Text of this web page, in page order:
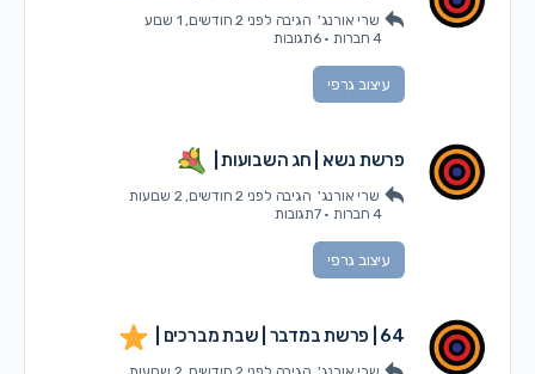
שרי אורנג' הגיבהלפני 2 חודשים, 1 שבוע
·6תגובות
עיצוב גרפי
פרשת נשא | חג השבועות |
שרי אורנג' הגיבהלפני 2 חודשים, 2 שבועות
·7תגובות
עיצוב גרפי